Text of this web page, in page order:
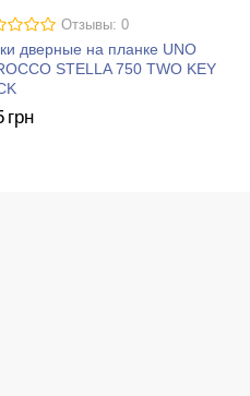
Отзывы: 0
дверные на планке UNO
STELLA 750 TWO KEY
грн